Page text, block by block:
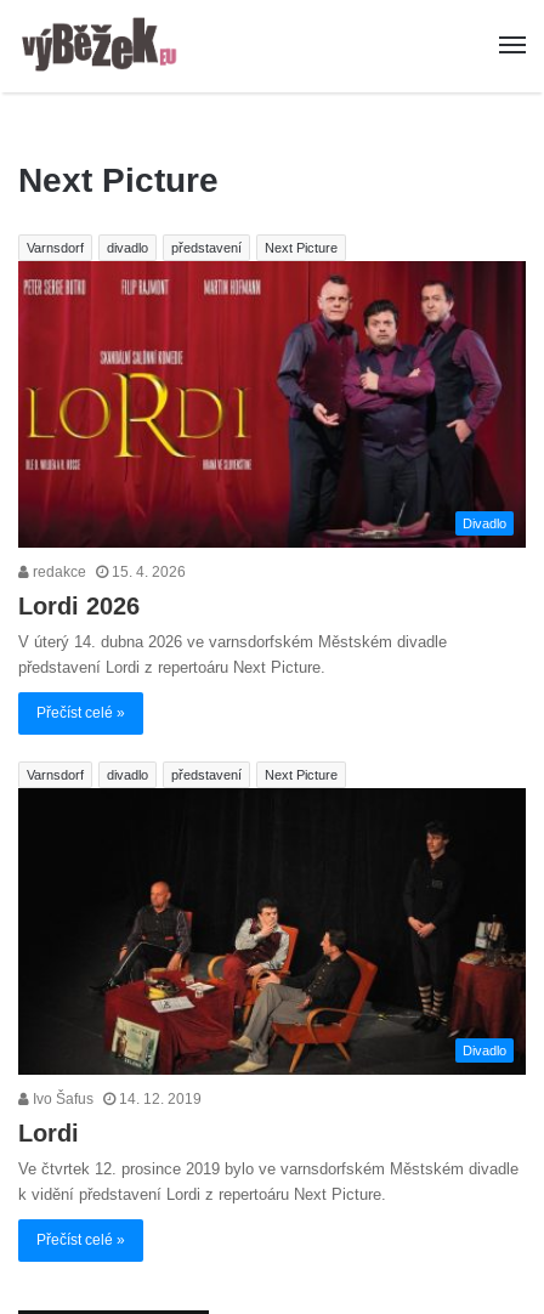
Next Picture
Varnsdorf divadlo představení Next Picture
Divadlo
redakce 15. 4. 2026
Lordi 2026
V úterý 14. dubna 2026 ve varnsdorfském Městském divadle
představení Lordi z repertoáru Next Picture.
Přečíst celé »
Varnsdorf divadlo představení Next Picture
Divadlo
Ivo Šafus 14. 12. 2019
Lordi
Ve čtvrtek 12. prosince 2019 bylo ve varnsdorfském Městském divadle
k vidění představení Lordi z repertoáru Next Picture.
Přečíst celé »